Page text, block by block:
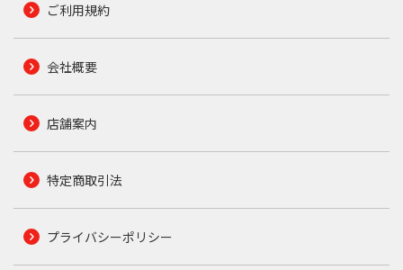
ご利用規約
会社概要
店舗案内
特定商取引法
プライバシーポリシー